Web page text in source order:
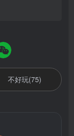
不好玩(75)